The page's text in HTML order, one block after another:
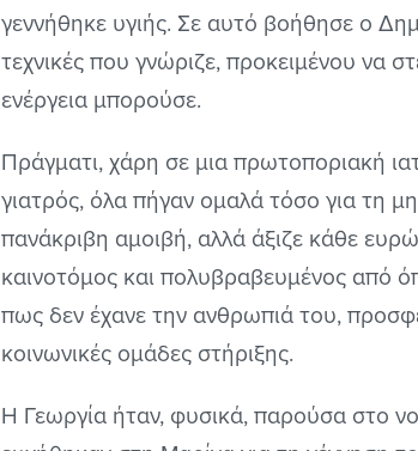
γεννήθηκε υγιής. Σε αυτό βοήθησε ο
τεχνικές που γνώριζε, προκειμένου να
ενέργεια μπορούσε.
Πράγματι, χάρη σε μια πρωτοποριακή
γιατρός, όλα πήγαν ομαλά τόσο για τη
πανάκριβη αμοιβή, αλλά άξιζε κάθε
καινοτόμος και πολυβραβευμένος από
πως δεν έχανε την ανθρωπιά του,
κοινωνικές ομάδες στήριξης.
Η Γεωργία ήταν, φυσικά, παρούσα στο